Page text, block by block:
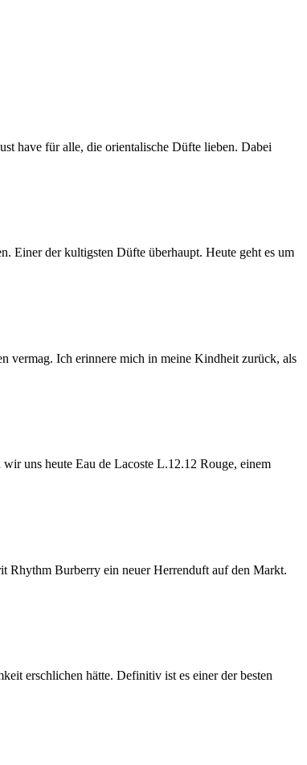
have für alle, die orientalische Düfte lieben. Dabei
Einer der kultigsten Düfte überhaupt. Heute geht es um
vermag. Ich erinnere mich in meine Kindheit zurück, als
uns heute Eau de Lacoste L.12.12 Rouge, einem
Rhythm Burberry ein neuer Herrenduft auf den Markt.
erschlichen hätte. Definitiv ist es einer der besten